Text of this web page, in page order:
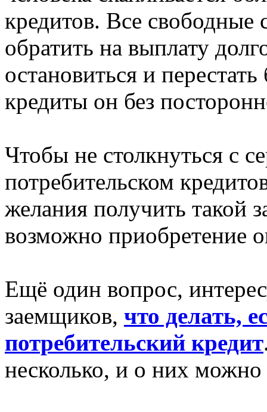
кредитов. Все свободные
обратить на выплату
остановиться и
кредиты он без
Чтобы не столкнуться с
потребительском
желания получить такой
возможно приобретение
Ещё один вопрос,
заемщиков, что делать,
потребительский кредит
несколько, и о них можно